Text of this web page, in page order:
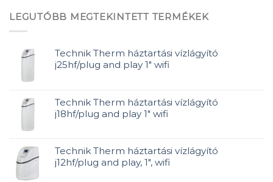
LEGUTÓBB MEGTEKINTETT TERMÉKEK
Technik Therm háztartási vízlágyító
j25hf/plug and play 1" wifi
Technik Therm háztartási vízlágyító
j18hf/plug and play 1" wifi
Technik Therm háztartási vízlágyító
j12hf/plug and play, 1", wifi